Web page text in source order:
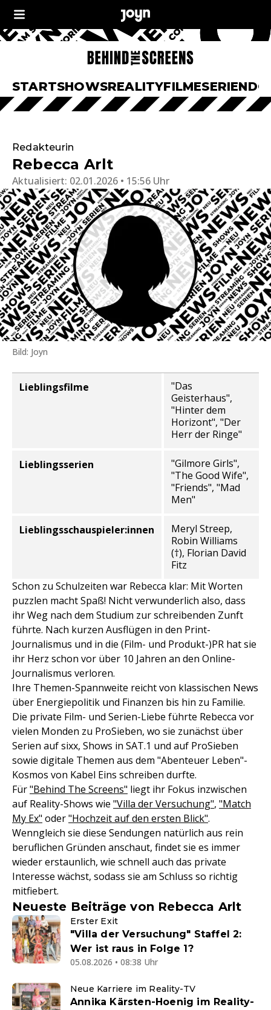
STARTSHOWSREALITYFILMESERIEN
Redakteurin
Rebecca Arlt
Aktualisiert: 02.01.2026 • 15:56 Uhr
Bild: Joyn
Informationen zur Person
Lieblingsfilme
Lieblingsserien
Lieblingsschauspieler:innen
"Das
Geisterhaus",
"Hinter dem
Horizont", "Der
Herr der Ringe"
"Gilmore Girls",
"The Good Wife",
"Friends", "Mad
Men"
Meryl Streep,
Robin Williams
(†), Florian David
Fitz
Schon zu Schulzeiten war Rebecca klar: Mit Worten
puzzlen macht Spaß! Nicht verwunderlich also, dass
ihr Weg nach dem Studium zur schreibenden Zunft
führte. Nach kurzen Ausflügen in den Print-
Journalismus und in die (Film- und Produkt-)PR hat sie
ihr Herz schon vor über 10 Jahren an den Online-
Journalismus verloren.
Ihre Themen-Spannweite reicht von klassischen News
über Energiepolitik und Finanzen bis hin zu Familie.
Die private Film- und Serien-Liebe führte Rebecca vor
vielen Monden zu ProSieben, wo sie zunächst über
Serien auf sixx, Shows in SAT.1 und auf ProSieben
sowie digitale Themen aus dem "Abenteuer Leben"-
Kosmos von Kabel Eins schreiben durfte.
Für"Behind The Screens" liegt ihr Fokus inzwischen
auf Reality-Shows wie "Villa der Versuchung", "Match
My Ex" oder"Hochzeit auf den ersten Blick".
Wenngleich sie diese Sendungen natürlich aus rein
beruflichen Gründen anschaut, findet sie es immer
wieder erstaunlich, wie schnell auch das private
Interesse wächst, sodass sie am Schluss so richtig
mitfiebert.
Neueste Beiträge von Rebecca Arlt
Erster Exit
"Villa der Versuchung" Staffel 2:
Wer ist raus in Folge 1?
05.08.2026 • 08:38 Uhr
Neue Karriere im Reality-TV
Annika Kärsten-Hoenig im Reality-